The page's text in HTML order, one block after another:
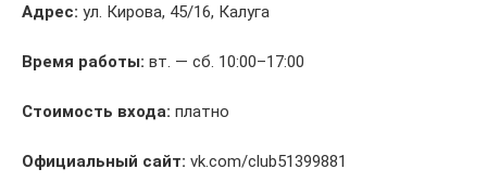
Адрес: ул. Кирова, 45/16, Калуга
Время работы: вт. — сб. 10:00–17:00
Стоимость входа: платно
Официальный сайт: vk.com/club51399881